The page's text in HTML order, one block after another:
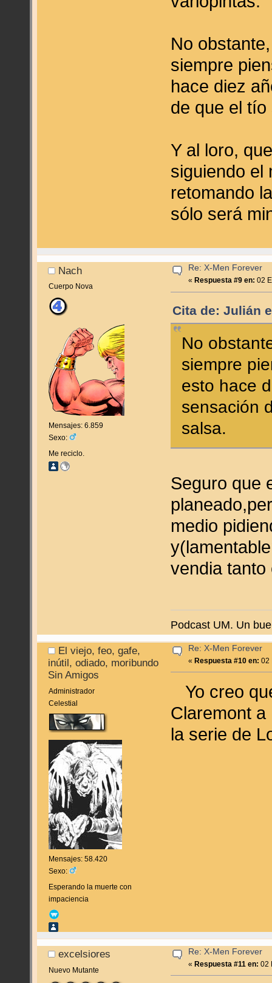
No
siempre
hace diez
de que el
Y al loro,
siguiendo el
retomando
sólo será
Nach
Cuerpo Nova
Mensajes: 6.859
Sexo:
Me reciclo.
Re: X-Men Forever
« Respuesta #9 en: 02
Cita de: Julián
No
siempre
esto hace
sensación
salsa.
Seguro que
medio
vendia tanto
Podcast UM. Un
El viejo, feo, gafe,
inútil, odiado, moribundo
Sin Amigos
Administrador
Celestial
Mensajes: 58.420
Sexo:
Esperando la muerte con
impaciencia
Re: X-Men Forever
«Respuesta #10 en: 02
Yo creo
Claremont
la serie de
excelsiores
Nuevo Mutante
Re: X-Men Forever
« Respuesta #11 en: 02